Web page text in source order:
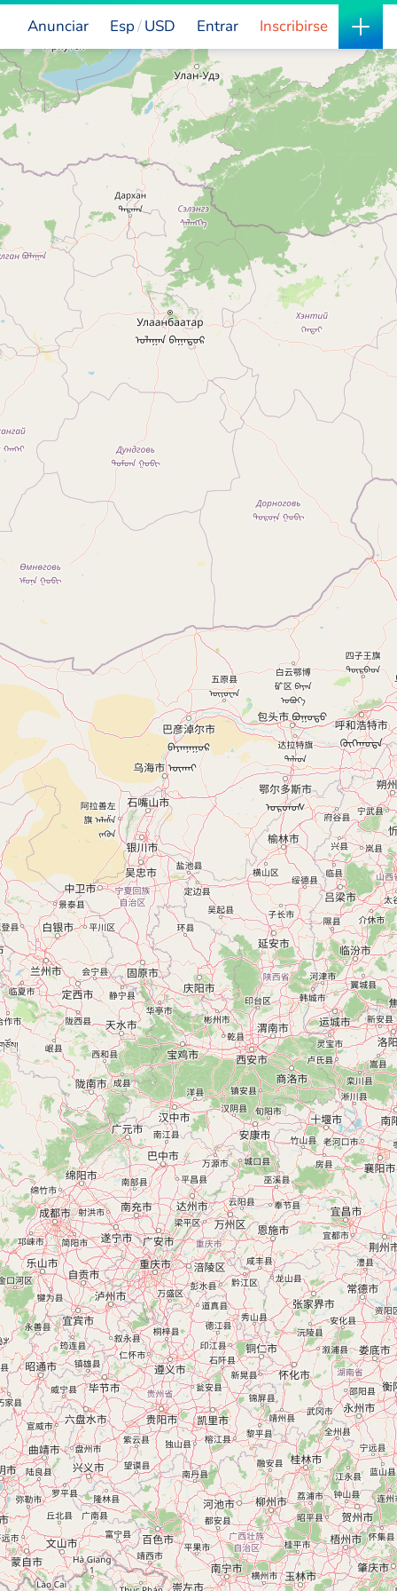
Anunciar Esp USD Entrar Inscribirse